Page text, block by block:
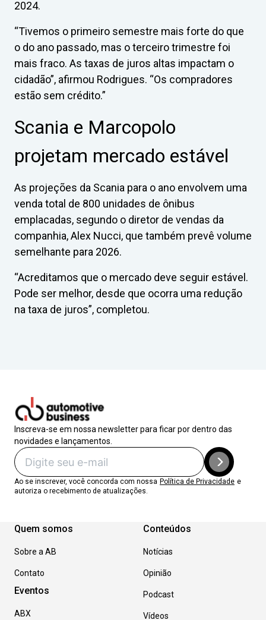
2024.
“Tivemos o primeiro semestre mais forte do que
o do ano passado, mas o terceiro trimestre foi
mais fraco. As taxas de juros altas impactam o
cidadão”, afirmou Rodrigues. “Os compradores
estão sem crédito.”
Scania e Marcopolo
projetam mercado estável
As projeções da Scania para o ano envolvem uma
venda total de 800 unidades de ônibus
emplacadas, segundo o diretor de vendas da
companhia, Alex Nucci, que também prevê volume
semelhante para 2026.
“Acreditamos que o mercado deve seguir estável.
Pode ser melhor, desde que ocorra uma redução
na taxa de juros”, completou.
Inscreva-se em nossa newsletter para ficar por dentro das
novidades e lançamentos.
Ao se inscrever, você concorda com nossa Política de Privacidade e
autoriza o recebimento de atualizações.
Quem somos
Sobre a AB
Contato
Eventos
ABX
Conteúdos
Notícias
Opinião
Podcast
Vídeos